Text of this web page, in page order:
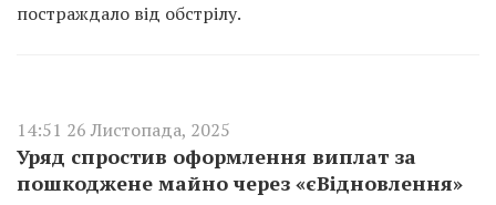
постраждало від обстрілу.
14:51 26 Листопада, 2025
Уряд спростив оформлення виплат за
пошкоджене майно через «єВідновлення»